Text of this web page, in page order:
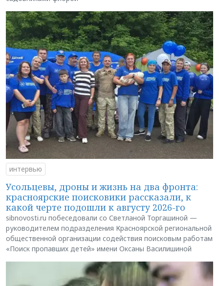
интервью
Усольцевы, дроны и жизнь на два фронта:
красноярские поисковики рассказали, к
какой черте подошли к августу 2026-го
sibnovosti.ru побеседовали со Светланой Торгашиной —
руководителем подразделения Красноярской региональной
общественной организации содействия поисковым работам
«Поиск пропавших детей» имени Оксаны Василишиной